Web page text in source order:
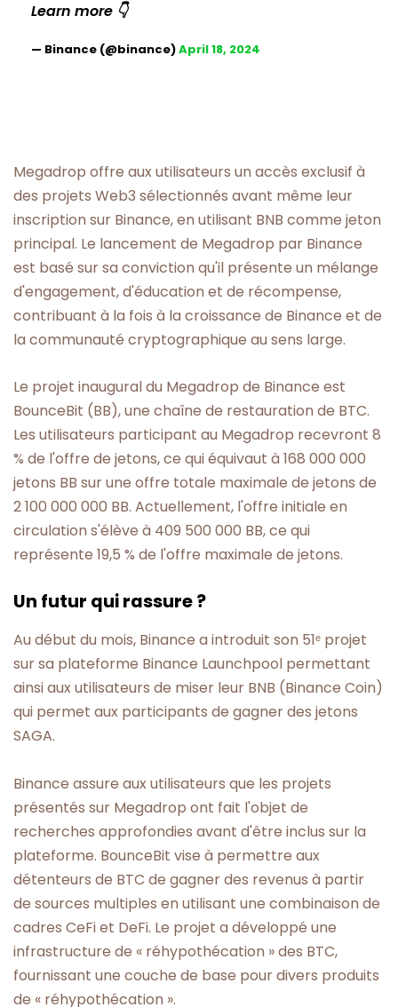
Learn more 👇
— Binance (@binance)April 18, 2024
Megadrop offre aux utilisateurs un accès exclusif à
des projets Web3 sélectionnés avant même leur
inscription sur Binance, en utilisant BNB comme jeton
principal. Le lancement de Megadrop par Binance
est basé sur sa conviction qu'il présente un mélange
d'engagement, d'éducation et de récompense,
contribuant à la fois à la croissance de Binance et de
la communauté cryptographique au sens large.
Le projet inaugural du Megadrop de Binance est
BounceBit (BB), une chaîne de restauration de BTC.
Les utilisateurs participant au Megadrop recevront 8
% de l'offre de jetons, ce qui équivaut à 168 000 000
jetons BB sur une offre totale maximale de jetons de
2 100 000 000 BB. Actuellement, l'offre initiale en
circulation s'élève à 409 500 000 BB, ce qui
représente 19,5 % de l'offre maximale de jetons.
Un futur qui rassure ?
Au début du mois, Binance a introduit son 51ᵉ projet
sur sa plateforme Binance Launchpool permettant
ainsi aux utilisateurs de miser leur BNB (Binance Coin)
qui permet aux participants de gagner des jetons
SAGA.
Binance assure aux utilisateurs que les projets
présentés sur Megadrop ont fait l'objet de
recherches approfondies avant d'être inclus sur la
plateforme. BounceBit vise à permettre aux
détenteurs de BTC de gagner des revenus à partir
de sources multiples en utilisant une combinaison de
cadres CeFi et DeFi. Le projet a développé une
infrastructure de « réhypothécation » des BTC,
fournissant une couche de base pour divers produits
de « réhypothécation ».